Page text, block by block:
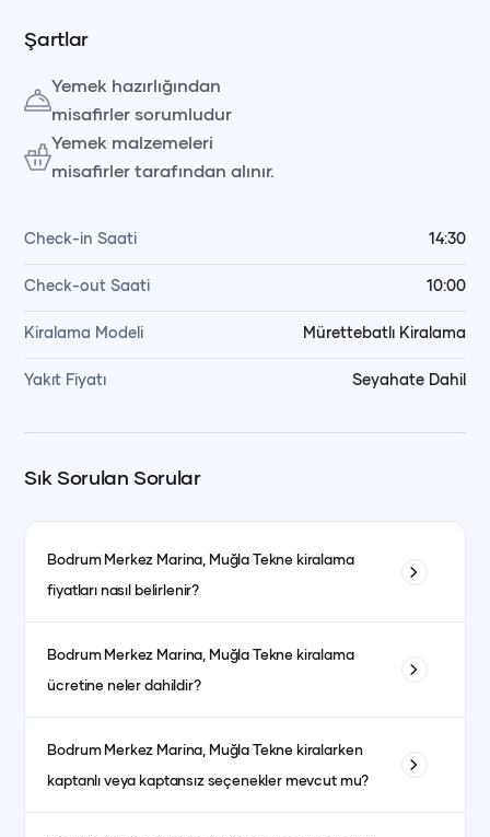
Şartlar
Yemek hazırlığından
misafirler sorumludur
Yemek malzemeleri
misafirler tarafından alınır.
Check-in Saati 14:30
Check-out Saati 10:00
Kiralama Modeli Mürettebatlı Kiralama
Yakıt Fiyatı Seyahate Dahil
Sık Sorulan Sorular
Bodrum Merkez Marina, MuğlaTekne kiralama
fiyatları nasıl belirlenir?
ve bulunduğu bölgeye göre değişiklik gösterir. Ayrıca sezon
dönemleri de fiyatları etkiler. Yüksek sezonda fiyatlar daha
yüksek olurken, düşük sezonda daha avantajlı fiyatlarla
kiralama yapmak mümkündür.
Bodrum Merkez Marina, MuğlaTekne kiralama
ücretine neler dahildir?
garson, yakıt, son temizlik ve limandan alma-bırakma
hizmetleri dahildir. Kumanya (yiyecek, içecek ve
atıştırmalıklar) ise fiyata dahil olmayıp misafirlerin tercihine
Bodrum Merkez Marina, MuğlaTekne kiralarken
kaptanlı veya kaptansız seçenekler mevcut mu?